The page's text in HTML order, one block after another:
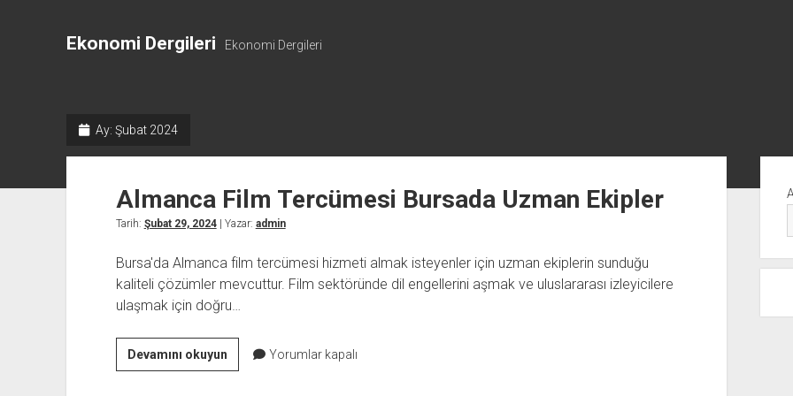
Ekonomi Dergileri Ekonomi Dergileri
Ay: Şubat 2024
Almanca Film Tercümesi Bursada Uzman Ekipler
Tarih: Şubat 29, 2024| Yazar: admin
Bursa'da Almanca film tercümesi hizmeti almak isteyenler için uzman ekiplerin sunduğu
kaliteli çözümler mevcuttur. Film sektöründe dil engellerini aşmak ve uluslararası izleyicilere
ulaşmak için doğru…
Devamını okuyunAlmanca
Film
Yorumlar kapalı